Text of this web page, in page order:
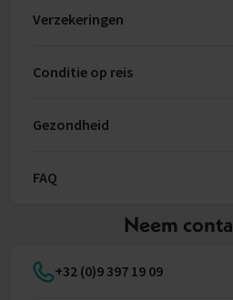
Verzekeringen
Conditie op reis
Gezondheid
FAQ
Neem
+32 (0)9 397 19 09